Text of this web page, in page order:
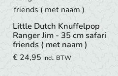
Little Dutch Knuffelpop
Ranger Jim - 35 cm safari
friends ( met naam )
€ 24,95 incl. BTW